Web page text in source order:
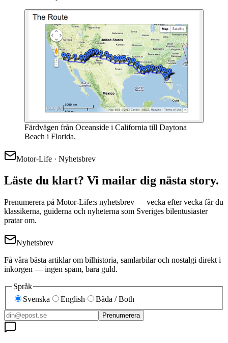
Färdvägen från Oceanside i California till Daytona
Beach i Florida.
Motor-Life · Nyhetsbrev
Läste du klart? Vi mailar dig nästa story.
Prenumerera på Motor-Life:s nyhetsbrev — vecka efter vecka får du
klassikerna, guiderna och nyheterna som Sveriges bilentusiaster
pratar om.
Nyhetsbrev
Få våra bästa artiklar om bilhistoria, samlarbilar och nostalgi direkt i
inkorgen — ingen spam, bara guld.
Språk
Svenska
English Båda / Both
Prenumerera